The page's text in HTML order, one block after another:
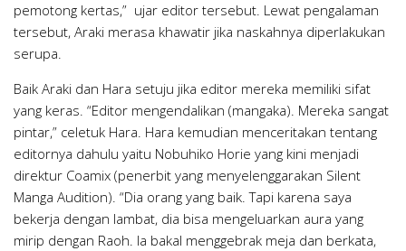
pemotong kertas,” ujar editor tersebut. Lewat pengalaman
tersebut, Araki merasa khawatir jika naskahnya diperlakukan
serupa.
Baik Araki dan Hara setuju jika editor mereka memiliki sifat
yang keras. “Editor mengendalikan (mangaka). Mereka sangat
pintar,” celetuk Hara. Hara kemudian menceritakan tentang
editornya dahulu yaitu Nobuhiko Horie yang kini menjadi
direktur Coamix (penerbit yang menyelenggarakan Silent
Manga Audition). “Dia orang yang baik. Tapi karena saya
bekerja dengan lambat, dia bisa mengeluarkan aura yang
mirip dengan Raoh. Ia bakal menggebrak meja dan berkata,